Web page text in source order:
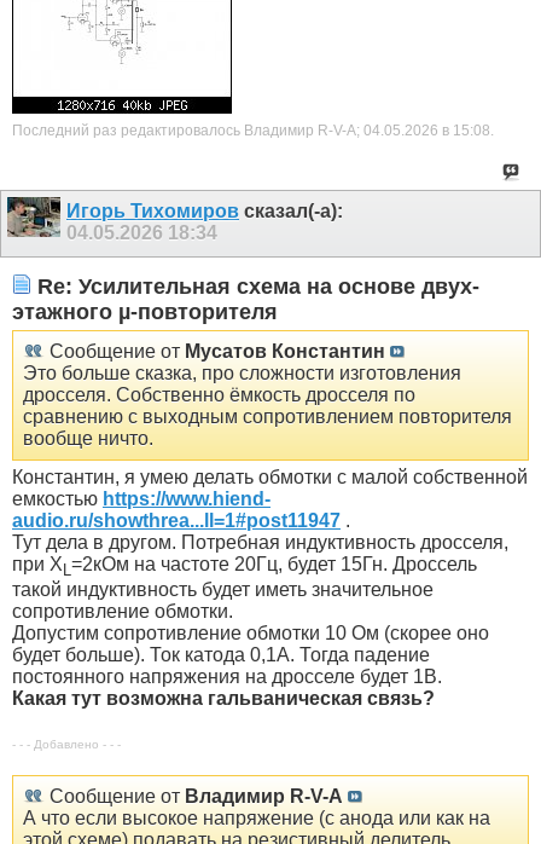
Последний раз редактировалось Владимир R-V-A; 04.05.2026 в 15:08.
Игорь Тихомиров сказал(-а):
04.05.2026 18:34
Re: Усилительная схема на основе двух-
этажного µ-повторителя
Сообщение от Мусатов Константин
Это больше сказка, про сложности изготовления
дросселя. Собственно ёмкость дросселя по
сравнению с выходным сопротивлением повторителя
вообще ничто.
Константин, я умею делать обмотки с малой собственной
емкостью https://www.hiend-
audio.ru/showthrea...ll=1#post11947 .
Тут дела в другом. Потребная индуктивность дросселя,
при X =2кОм на частоте 20Гц, будет 15Гн. Дроссель
такой индуктивность будет иметь значительное
сопротивление обмотки.
Допустим сопротивление обмотки 10 Ом (скорее оно
будет больше). Ток катода 0,1А. Тогда падение
постоянного напряжения на дросселе будет 1В.
Какая тут возможна гальваническая связь?
- - - Добавлено - - -
Сообщение от Владимир R-V-A
А что если высокое напряжение (с анода или как на
этой схеме) подавать на резистивный делитель